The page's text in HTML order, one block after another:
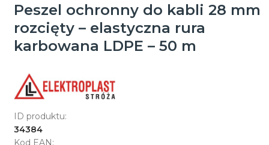
Peszel ochronny do kabli 28 mm
rozcięty – elastyczna rura
karbowana LDPE – 50 m
ID produktu:
34384
Kod EAN: